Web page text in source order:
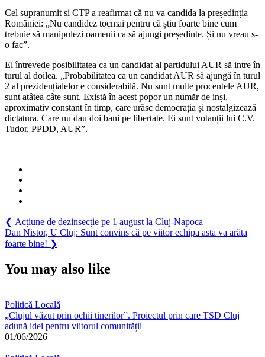
aproximativ
constant
în
urăsc
democrația
și
nostalgizează
dictatura.
Ei
Cel supranumit și CTP a reafirmat că nu va candida la președinția
României: „Nu candidez tocmai pentru că știu foarte bine cum
trebuie să manipulezi oamenii ca să ajungi președinte. Și nu vreau s-
o fac”.
El întrevede posibilitatea ca un candidat al partidului AUR să intre în
turul al doilea. „Probabilitatea ca un candidat AUR să ajungă în turul
2 al prezidențialelor e considerabilă. Nu sunt multe procentele AUR,
sunt atâtea câte sunt. Există în acest popor un număr de inși,
aproximativ constant în timp, care urăsc democrația și nostalgizează
dictatura. Care nu dau doi bani pe libertate. Ei sunt votanții lui C.V.
Tudor, PPDD, AUR”.
Navigare
în
❮ Previous
Post:
Acțiune de dezinsecție pe 1 august la Cluj-Napoca
Next
Post:
Dan Nistor, U Cluj: Sunt convins că pe viitor echipa asta va arăta
foarte bine! ❯
You may also like
Politică Locală
„Clujul văzut prin ochii tinerilor”. Proiectul prin care TSD Cluj
adună idei pentru viitorul comunității
01/06/2026